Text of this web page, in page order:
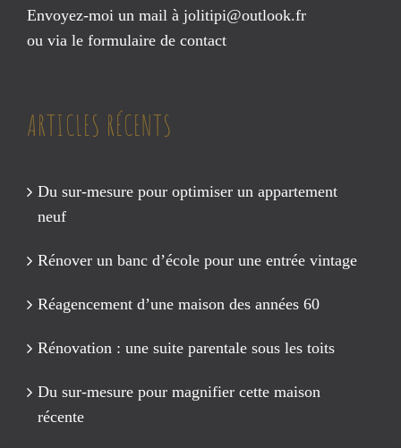
Envoyez-moi un mail à jolitipi@outlook.fr
ou via le formulaire de contact
ARTICLES RÉCENTS
Du sur-mesure pour optimiser un appartement
neuf
Rénover un banc d’école pour une entrée vintage
Réagencement d’une maison des années 60
Rénovation : une suite parentale sous les toits
Du sur-mesure pour magnifier cette maison
récente